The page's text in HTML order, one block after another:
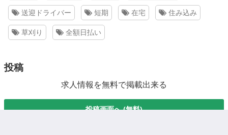
送迎ドライバー 短期 在宅 住み込み
草刈り 全額日払い
投稿
求人情報を無料で掲載出来る
投稿画面へ (無料)